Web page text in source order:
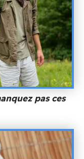
pas ces